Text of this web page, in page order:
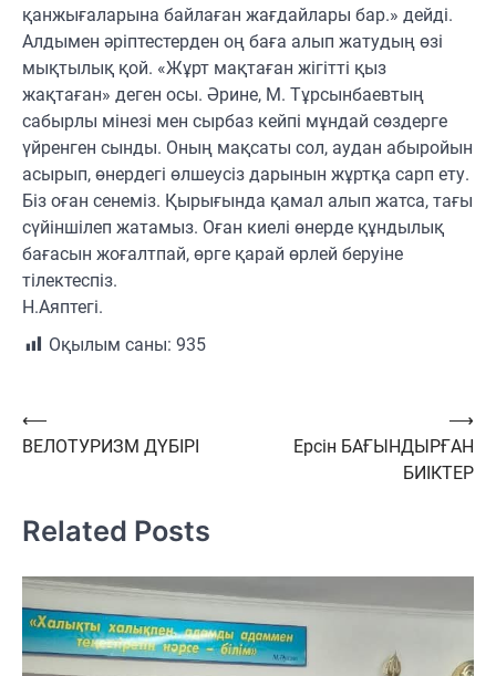
қанжығаларына байлаған жағдайлары бар.» дейді.
Алдымен әріптестерден оң баға алып жатудың өзі
мықтылық қой. «Жұрт мақтаған жігітті қыз
жақтаған» деген осы. Әрине, М. Тұрсынбаевтың
сабырлы мінезі мен сырбаз кейпі мұндай сөздерге
үйренген сынды. Оның мақсаты сол, аудан абыройын
асырып, өнердегі өлшеусіз дарынын жұртқа сарп ету.
Біз оған сенеміз. Қырығында қамал алып жатса, тағы
сүйіншілеп жатамыз. Оған киелі өнерде құндылық
бағасын жоғалтпай, өрге қарай өрлей беруіне
тілектеспіз.
Н.Аяптегі.
Оқылым саны: 935
Навигация
по
⟵
ВЕЛОТУРИЗМ ДҮБІРІ
Ерсін БАҒЫНДЫРҒАН
БИІКТЕР
⟶
Related Posts